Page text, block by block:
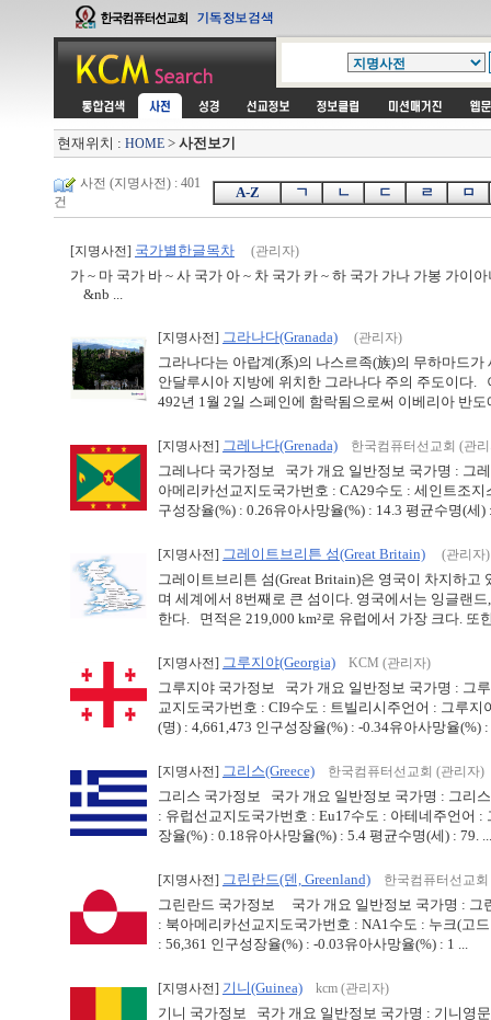
현재위치 : HOME > 사전보기
사전 (지명사전) : 401
건
A-Z ㄱ ㄴ ㄷ ㄹ ㅁ
[지명사전] 국가별한글목차 (관리자)
가 ~ 마 국가 바 ~ 사 국가 아 ~ 차 국가 카 ~ 하 국가 가나 가
&nb ...
[지명사전] 그라나다(Granada) (관리자)
그라나다는 아랍계(系)의 나스르족(族)의 무하마드
안달루시아 지방에 위치한 그라나다 주의 주도이다.
492년 1월 2일 스페인에 함락됨으로써 이베리아 반도
[지명사전] 그레나다(Grenada) 한국컴퓨터선교회 (관
그레나다 국가정보 국가 개요 일반정보 국가명 : 그
아메리카선교지도국가번호 : CA29수도 : 세인트조
구성장율(%) : 0.26유아사망율(%) : 14.3 평균수명(세)
[지명사전] 그레이트브리튼 섬(Great Britain) (관리자)
그레이트브리튼 섬(Great Britain)은 영국이 차지하
며 세계에서 8번째로 큰 섬이다. 영국에서는 잉글랜
한다. 면적은 219,000 km²로 유럽에서 가장 크다. 또
[지명사전] 그루지야(Georgia) KCM (관리자)
그루지야 국가정보 국가 개요 일반정보 국가명 : 그
교지도국가번호 : CI9수도 : 트빌리시주언어 : 그루
(명) : 4,661,473 인구성장율(%) : -0.34유아사망율(%) :
[지명사전] 그리스(Greece) 한국컴퓨터선교회 (관리자)
그리스 국가정보 국가 개요 일반정보 국가명 : 그리
: 유럽선교지도국가번호 : Eu17수도 : 아테네주언어
장율(%) : 0.18유아사망율(%) : 5.4 평균수명(세) : 79. ...
[지명사전] 그린란드(덴, Greenland) 한국컴퓨터선교
그린란드 국가정보 국가 개요 일반정보 국가명 : 그
: 북아메리카선교지도국가번호 : NA1수도 : 누크(고
: 56,361 인구성장율(%) : -0.03유아사망율(%) : 1 ...
[지명사전] 기니(Guinea) kcm (관리자)
기니 국가정보 국가 개요 일반정보 국가명 : 기니영